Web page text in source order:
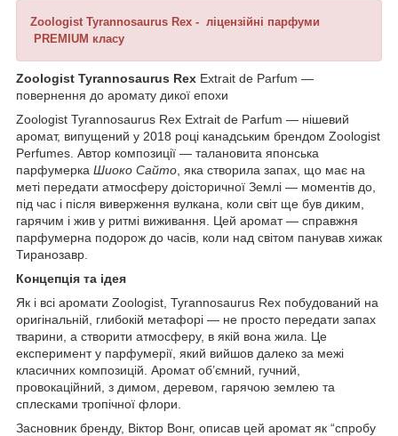
Zoologist Tyrannosaurus Rex - ліцензійні парфуми
PREMIUM класу
Zoologist Tyrannosaurus Rex Extrait de Parfum —
повернення до аромату дикої епохи
Zoologist Tyrannosaurus Rex Extrait de Parfum — нішевий
аромат, випущений у 2018 році канадським брендом Zoologist
Perfumes. Автор композиції — талановита японська
парфумерка Шиоко Сайто , яка створила запах, що має на
меті передати атмосферу доісторичної Землі — моментів до,
під час і після виверження вулкана, коли світ ще був диким,
гарячим і жив у ритмі виживання. Цей аромат — справжня
парфумерна подорож до часів, коли над світом панував хижак
Тиранозавр.
Концепція та ідея
Як і всі аромати Zoologist, Tyrannosaurus Rex побудований на
оригінальній, глибокій метафорі — не просто передати запах
тварини, а створити атмосферу, в якій вона жила. Це
експеримент у парфумерії, який вийшов далеко за межі
класичних композицій. Аромат об’ємний, гучний,
провокаційний, з димом, деревом, гарячою землею та
сплесками тропічної флори.
Засновник бренду, Віктор Вонг, описав цей аромат як “спробу